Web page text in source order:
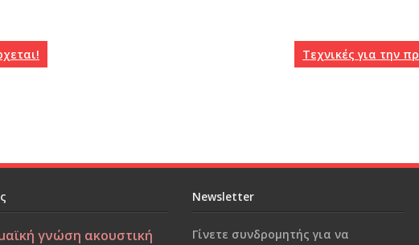
Τεχνικές για την
γνώση ακουστική
Newsletter
Γίνετε συνδρομητής για να